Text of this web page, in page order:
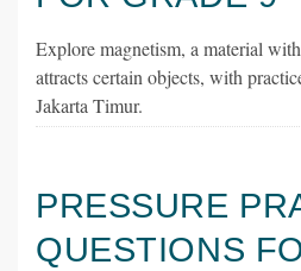
Explore magnetism, a material
attracts certain objects, with
Jakarta Timur.
PRESSURE
QUESTIONS